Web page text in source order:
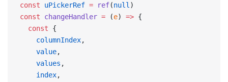
const uPickerRef = ref(null )
const changeHandler = (e) => {
  const
{
    columnIndex
,
    value
,
    values
,
    index
,